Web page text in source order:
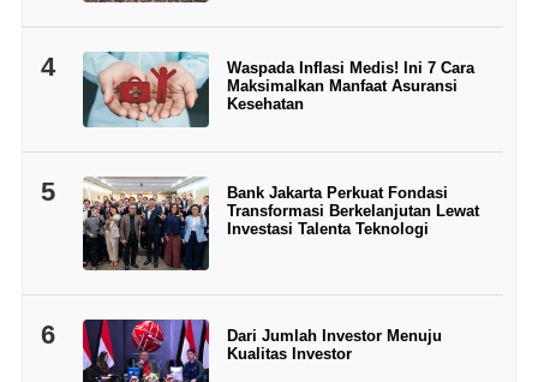
4
Waspada Inflasi Medis! Ini 7 Cara
Maksimalkan Manfaat Asuransi
Kesehatan
5
Bank Jakarta Perkuat Fondasi
Transformasi Berkelanjutan Lewat
Investasi Talenta Teknologi
6
Dari Jumlah Investor Menuju
Kualitas Investor